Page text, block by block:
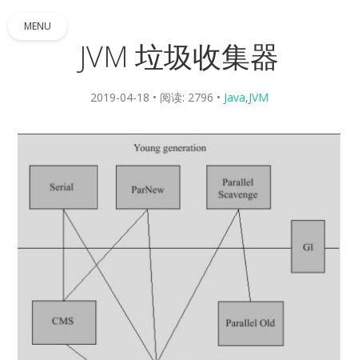
MENU
JVM 垃圾收集器
2019-04-18 • 阅读: 2796 • Java,JVM